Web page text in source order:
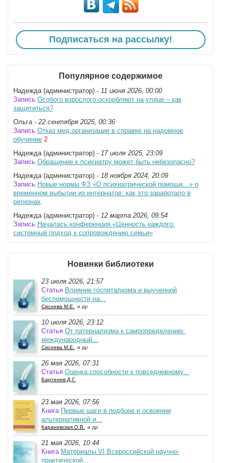
Подписаться на рассылку!
Популярное содержимое
Надежда (администратор) - 11 июня 2026, 00:00
Запись Особого взрослого оскорбляют на улице – как
защититься?
Ольга - 22 сентября 2025, 00:36
Запись Отказ мед.организации в справке на надомное
обучение 2
Надежда (администратор) - 17 июля 2025, 23:09
Запись Обращение к психиатру может быть небезопасно?
Надежда (администратор) - 18 ноября 2024, 20:09
Запись Новые нормы ФЗ «О психиатрической помощи…» о
временном выбытии из интернатов: как это заработало в
регионах
Надежда (администратор) - 12 марта 2026, 09:54
Запись Началась конференция «Ценность каждого:
системный подход к сопровождению семьи»
Новинки библиотеки
23 июля 2026, 21:57
Статья Влияние госпитализма и выученной
беспомощности на...
Сиснева М.Е. и др
10 июля 2026, 23:12
Статья От патернализма к самоопределению:
международный...
Сиснева М.Е. и др
26 мая 2026, 07:31
Статья Оценка способности к повседневному...
Бартенев Д.Г.
23 мая 2026, 07:56
Книга Первые шаги в подборе и освоении
альтернативной и...
Караневская О.В. и др
21 мая 2026, 10:44
Книга Материалы VI Всероссийской научно-
практической...